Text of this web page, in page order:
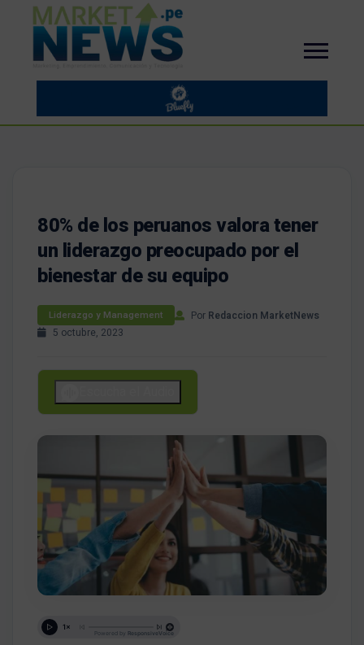
80% de los peruanos valora tener
un liderazgo preocupado por el
bienestar de su equipo
Liderazgo y Management Por Redaccion MarketNews
5 octubre, 2023